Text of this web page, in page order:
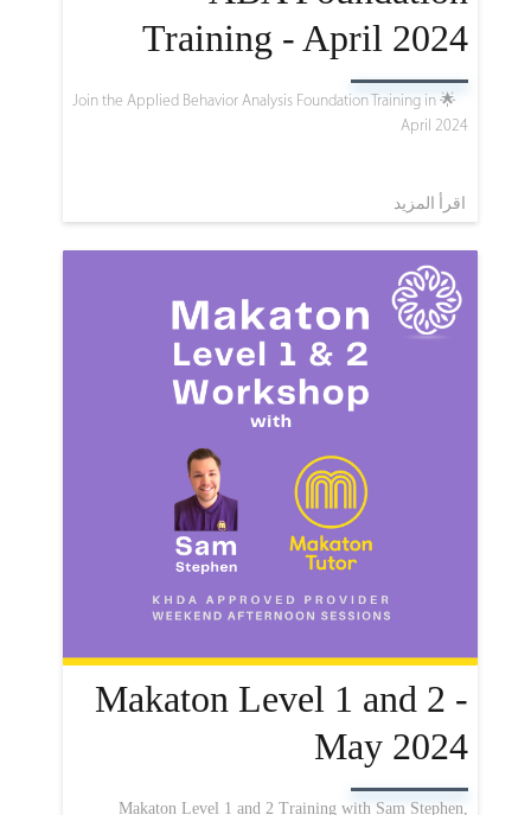
Training - April 2024
🌟 Join the Applied Behavior Analysis Foundation Training in
April 2024
اقرأ المزيد
Makaton Level 1 and 2 -
May 2024
Makaton Level 1 and 2 Training with Sam Stephen,